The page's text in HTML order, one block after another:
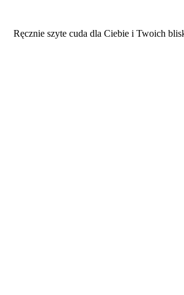
Ręcznie szyte cuda dla Ciebie i Twoich